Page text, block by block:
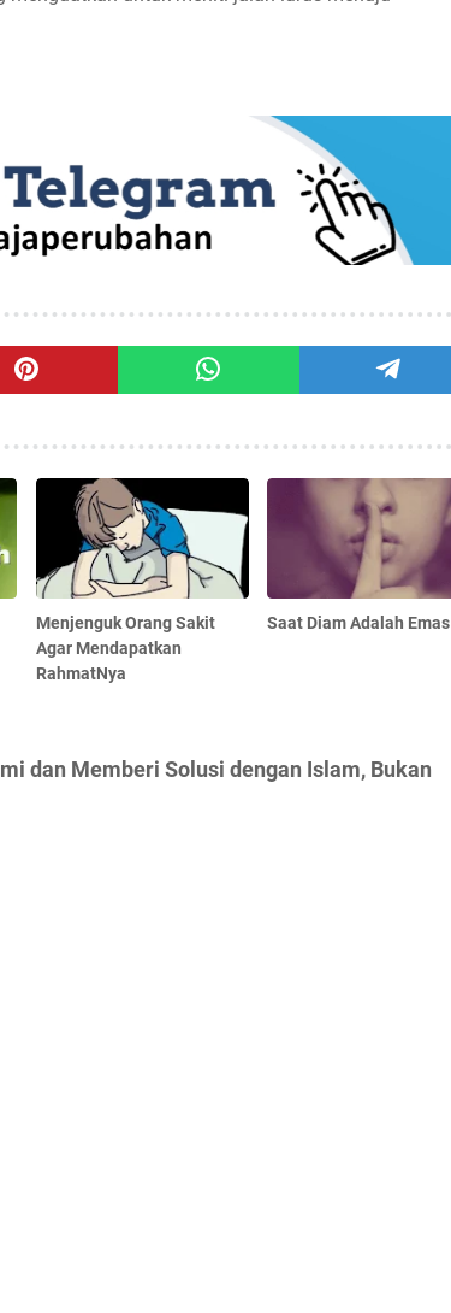
Menjenguk Orang Sakit
Agar Mendapatkan
RahmatNya
Saat Diam Adalah Emas
dan Memberi Solusi dengan Islam, Bukan